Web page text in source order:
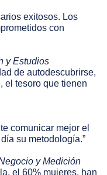
exitosos. Los
con
y Estudios
de autodescubrirse,
el tesoro que tienen
comunicar mejor el
su metodología.”
y Medición
el 60% mujeres, han